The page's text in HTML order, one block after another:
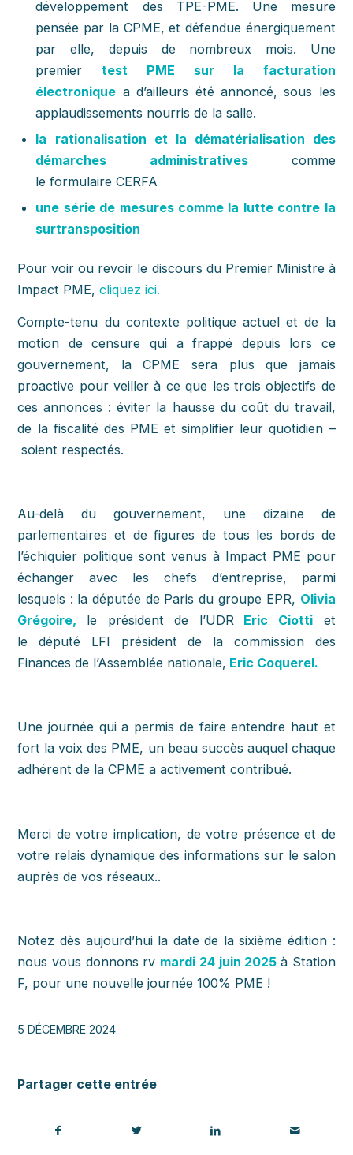
développement des TPE-PME. Une mesure
pensée par la CPME, et défendue énergiquement
par elle, depuis de nombreux mois. Une
premiertest PME sur la facturation
électronique a d’ailleurs été annoncé, sous les
applaudissements nourris de la salle.
la rationalisation et la dématérialisation des
démarches administratives comme
le formulaire CERFA
une série de mesures comme la lutte contre la
surtransposition
Pour voir ou revoir le discours du Premier Ministre à
Impact PME,cliquez ici.
Compte-tenu du contexte politique actuel et de la
motion de censure qui a frappé depuis lors ce
gouvernement, la CPME sera plus que jamais
proactive pour veiller à ce que les trois objectifs de
ces annonces : éviter la hausse du coût du travail,
de la fiscalité des PME et simplifier leur quotidien –
soient respectés.
Au-delà du gouvernement, une dizaine de
parlementaires et de figures de tous les bords de
l’échiquier politique sont venus à Impact PME pour
échanger avec les chefs d’entreprise, parmi
lesquels : la députée de Paris du groupe EPR, Olivia
Grégoire, le président de l’UDR Eric Ciotti et
le député LFI président de la commission des
Finances de l’Assemblée nationale, Eric Coquerel.
Une journée qui a permis de faire entendre haut et
fort la voix des PME, un beau succès auquel chaque
adhérent de la CPME a activement contribué.
Merci de votre implication, de votre présence et de
votre relais dynamique des informations sur le salon
auprès de vos réseaux..
Notez dès aujourd’hui la date de la sixième édition :
nous vous donnons rv mardi 24 juin 2025 à Station
F, pour une nouvelle journée 100% PME !
5 DÉCEMBRE 2024
Partager cette entrée